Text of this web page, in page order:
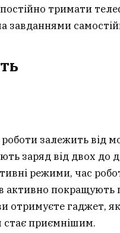
тримати
завданнями
залежить від
заряд від двох до
режими, час
активно покращують
гаджет,
приємнішим.